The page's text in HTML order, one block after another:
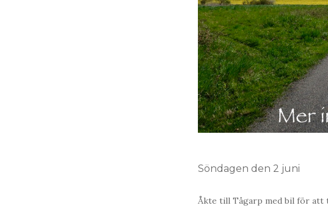
Söndagen den 2 juni
Åkte till Tågarp med bil för att